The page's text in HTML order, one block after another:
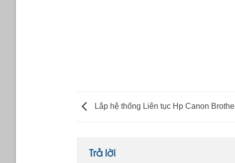
Lắp hệ thống Liên tục Hp Canon
Trả lời